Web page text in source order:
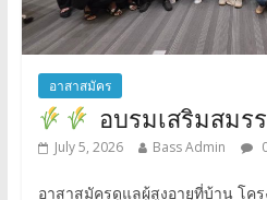
อาสาสมัคร
อบรมเสริมสมร
July 5, 2026 Bass Admin
อาสาสมัครดูแลผู้สูงอายุที่บ้าน โคร